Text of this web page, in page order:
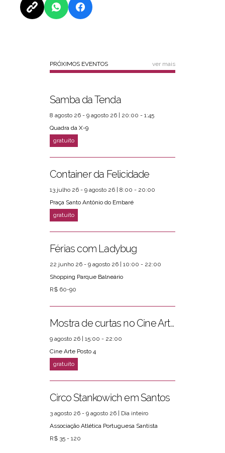
PRÓXIMOS EVENTOS ver mais
Samba da Tenda
8 agosto 26 - 9 agosto 26 | 20:00 - 1:45
Quadra da X-9
Container da Felicidade
13 julho 26 - 9 agosto 26 | 8:00 - 20:00
Praça Santo Antônio do Embaré
Férias com Ladybug
22 junho 26 - 9 agosto 26 | 10:00 - 22:00
Shopping Parque Balneário
R$ 60-90
Mostra de curtas no Cine Arte Posto 4
9 agosto 26 | 15:00 - 22:00
Cine Arte Posto 4
Circo Stankowich em Santos
3 agosto 26 - 9 agosto 26 | Dia inteiro
Associação Atlética Portuguesa Santista
R$ 35 - 120